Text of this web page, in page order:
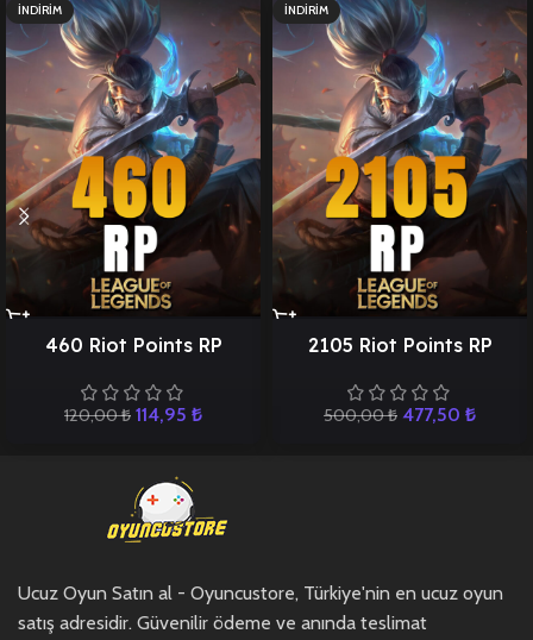
İNDIRIM
460 Riot Points RP
120,00₺ 114,95 ₺
İNDIRIM
2105 Riot Points RP
500,00₺ 477,50 ₺
Ucuz Oyun Satın al - Oyuncustore, Türkiye'nin en ucuz oyun
satış adresidir. Güvenilir ödeme ve anında teslimat